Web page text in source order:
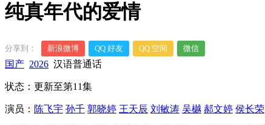
纯真年代的爱情
分享到： 新浪微博 QQ 好友 QQ 空间 微信
国产 2026 汉语普通话
状态：更新至第11集
演员： 陈飞宇 孙千 郭晓婷 王天辰 刘敏涛 吴樾 郝文婷 侯长荣